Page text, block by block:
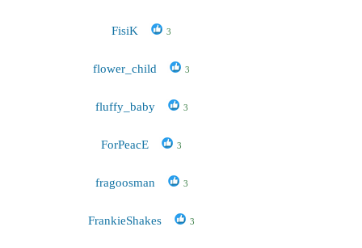
FisiK 3
flower_child 3
fluffy_baby 3
ForPeacE 3
fragoosman 3
FrankieShakes 3